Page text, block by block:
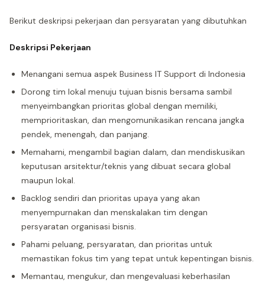
Berikut deskripsi pekerjaan dan persyaratan yang dibutuhkan
Deskripsi Pekerjaan
Menangani semua aspek Business IT Support di Indonesia
Dorong tim lokal menuju tujuan bisnis bersama sambil
menyeimbangkan prioritas global dengan memiliki,
memprioritaskan, dan mengomunikasikan rencana jangka
pendek, menengah, dan panjang.
Memahami, mengambil bagian dalam, dan mendiskusikan
keputusan arsitektur/teknis yang dibuat secara global
maupun lokal.
Backlog sendiri dan prioritas upaya yang akan
menyempurnakan dan menskalakan tim dengan
persyaratan organisasi bisnis.
Pahami peluang, persyaratan, dan prioritas untuk
memastikan fokus tim yang tepat untuk kepentingan bisnis.
Memantau, mengukur, dan mengevaluasi keberhasilan